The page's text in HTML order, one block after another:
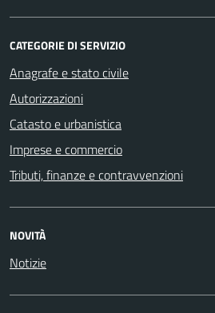
CATEGORIE DI SERVIZIO
Anagrafe e stato civile
Autorizzazioni
Catasto e urbanistica
Imprese e commercio
Tributi, finanze e contravvenzioni
NOVITÀ
Notizie